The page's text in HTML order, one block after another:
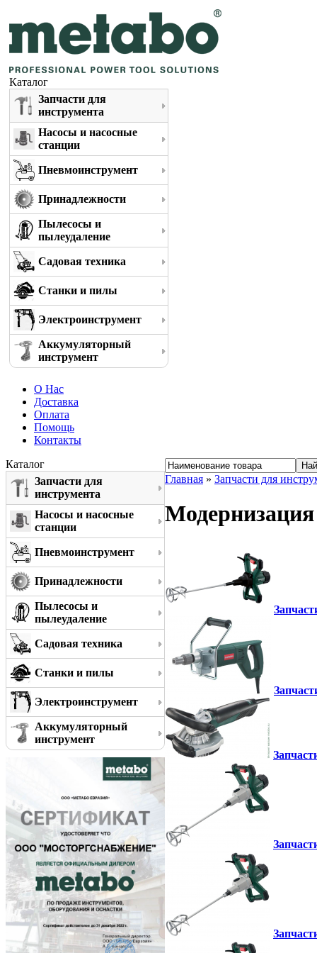
Каталог
Запчасти для
инструмента
Насосы и насосные
станции
Пневмоинструмент
Принадлежности
Пылесосы и
пылеудаление
Садовая техника
Станки и пилы
Электроинструмент
Аккумуляторный
инструмент
О Нас
Доставка
Оплата
Помощь
Контакты
Каталог
Запчасти для
инструмента
Насосы и насосные
станции
Пневмоинструмент
Принадлежности
Пылесосы и
пылеудаление
Садовая техника
Станки и пилы
Электроинструмент
Аккумуляторный
инструмент
Главная » Запчасти для
Модернизация